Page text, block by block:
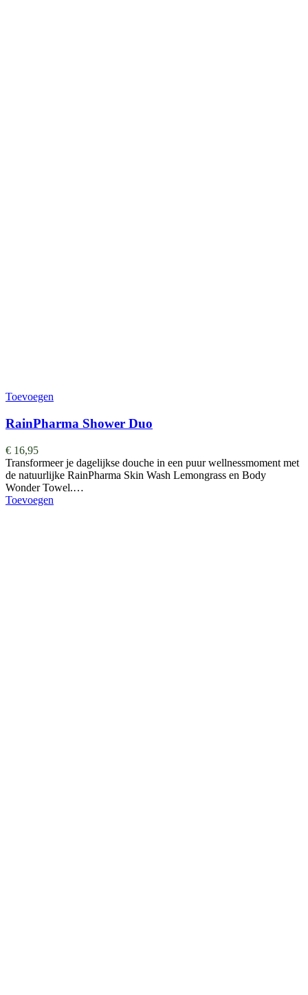
Toevoegen
RainPharma Shower Duo
€ 16,95
Transformeer je dagelijkse douche in een puur wellnessmoment met
de natuurlijke RainPharma Skin Wash Lemongrass en Body
Wonder Towel.…
Toevoegen